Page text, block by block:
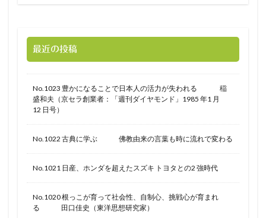
最近の投稿
No.1023 豊かになることで日本人の活力が失われる 稲
盛和夫（京セラ創業者：「週刊ダイヤモンド」1985 年1 月
12 日号）
No.1022 古典に学ぶ 佛教由来の言葉も時に流れで変わる
No.1021 日産、ホンダを超えたスズキ トヨタとの2 強時代
No.1020 根っこが育って社会性、自制心、挑戦心が育まれ
る 田口佳史（東洋思想研究家）